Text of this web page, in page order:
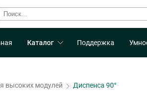
Каталог Поддержка
высоких модулей Диспенса 90°